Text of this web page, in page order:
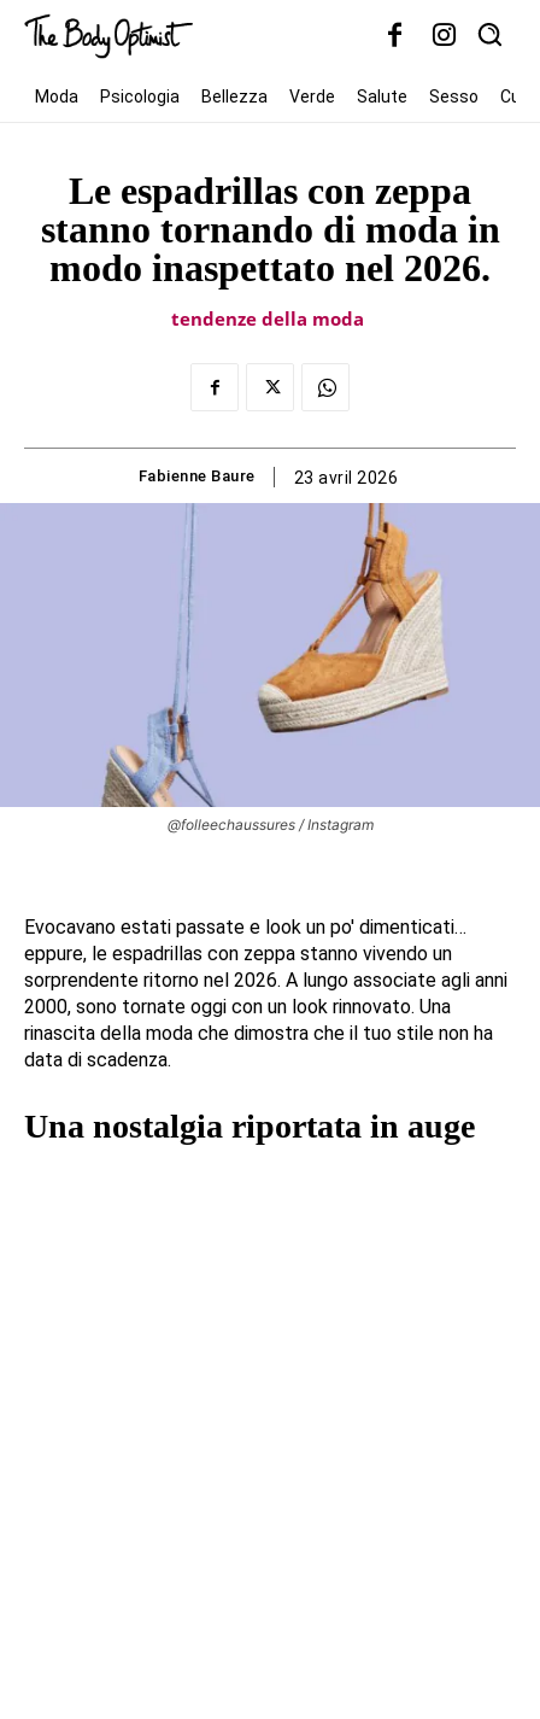
Moda Psicologia Bellezza Verde Salute Sesso
Le espadrillas con zeppa
stanno tornando di moda in
modo inaspettato nel 2026.
tendenze della moda
Fabienne Baure 23 avril 2026
@folleechaussures / Instagram
Evocavano estati passate e look un po' dimenticati…
eppure, le espadrillas con zeppa stanno vivendo un
sorprendente ritorno nel 2026. A lungo associate agli anni
2000, sono tornate oggi con un look rinnovato. Una
rinascita della moda che dimostra che il tuo stile non ha
data di scadenza.
Una nostalgia riportata in auge